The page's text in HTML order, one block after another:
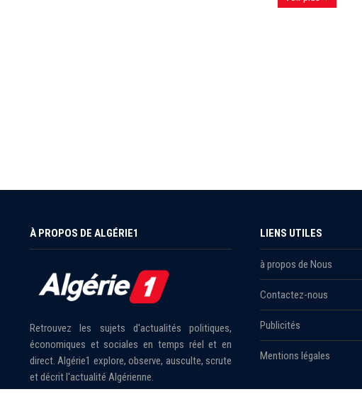
À PROPOS DE ALGÉRIE1
Retrouvez les sujets d'actualités politiques,
économiques et sociales en temps réel et en
direct. Algérie1 explore, observe, ausculte, scrute
et décrit l'actualité Algérienne.
LIENS UTILES
à propos de Nous
Contactez-nous
Publicités
Mentions légales